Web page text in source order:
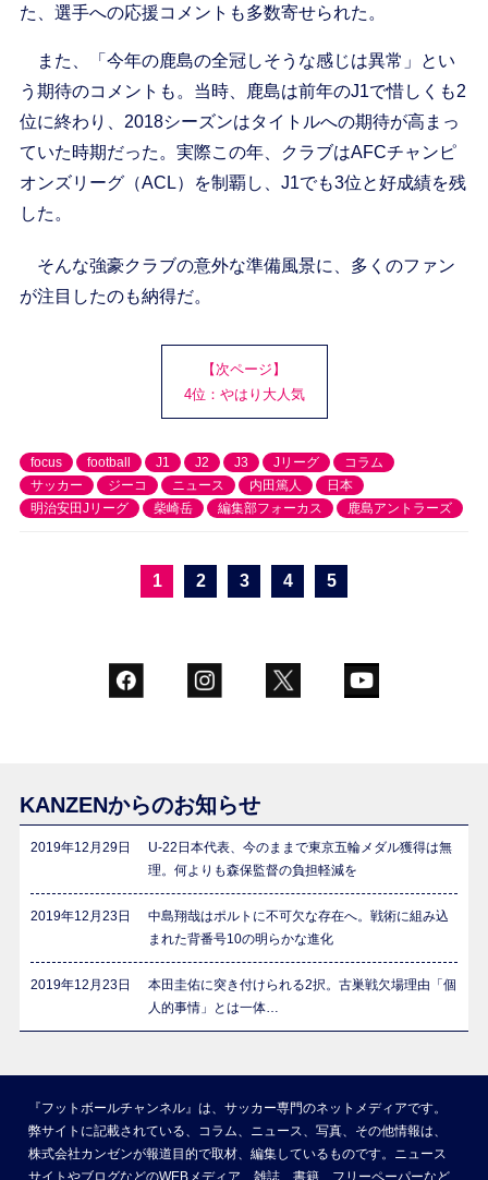
た、選手への応援コメントも多数寄せられた。
また、「今年の鹿島の全冠しそうな感じは異常」とい
う期待のコメントも。当時、鹿島は前年のJ1で惜しくも2
位に終わり、2018シーズンはタイトルへの期待が高まっ
ていた時期だった。実際この年、クラブはAFCチャンピ
オンズリーグ（ACL）を制覇し、J1でも3位と好成績を残
した。
そんな強豪クラブの意外な準備風景に、多くのファン
が注目したのも納得だ。
【次ページ】
4位：やはり大人気
focus football J1 J2 J3 Jリーグ
コラム
サッカー
ジーコ ニュース 内田篤人
日本
明治安田Jリーグ
柴崎岳 編集部フォーカス 鹿島アントラーズ
1 2 3 4 5
KANZENからのお知らせ
2019年12月29日
U-22日本代表、今のままで東京五輪メダル獲得は無
理。何よりも森保監督の負担軽減を
2019年12月23日
中島翔哉はポルトに不可欠な存在へ。戦術に組み込
まれた背番号10の明らかな進化
2019年12月23日
本田圭佑に突き付けられる2択。古巣戦欠場理由「個
人的事情」とは一体…
『フットボールチャンネル』は、サッカー専門のネットメディアです。
弊サイトに記載されている、コラム、ニュース、写真、その他情報は、
株式会社カンゼンが報道目的で取材、編集しているものです。ニュース